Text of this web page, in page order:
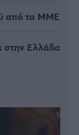
από τα ΜΜΕ
στην Ελλάδα